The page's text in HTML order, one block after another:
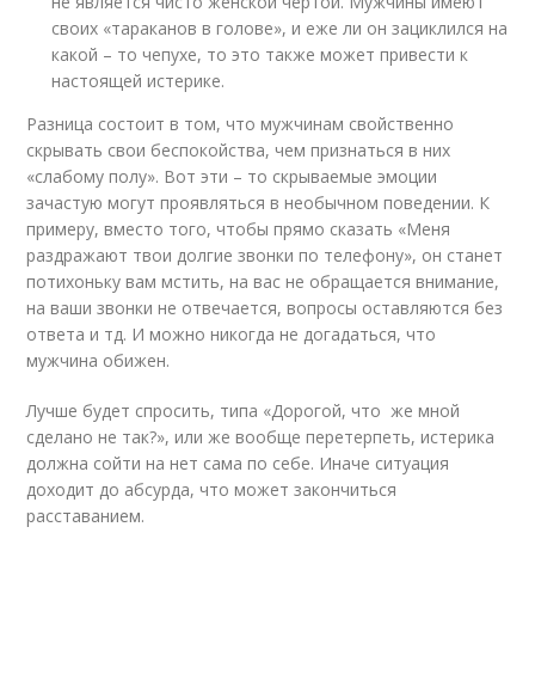
своих «тараканов в голове», и еже ли он зациклился на
какой – то чепухе, то это также может привести к
настоящей истерике.
Разница состоит в том, что мужчинам свойственно
скрывать свои беспокойства, чем признаться в них
«слабому полу». Вот эти – то скрываемые эмоции
зачастую могут проявляться в необычном поведении. К
примеру, вместо того, чтобы прямо сказать «Меня
раздражают твои долгие звонки по телефону», он станет
потихоньку вам мстить, на вас не обращается внимание,
на ваши звонки не отвечается, вопросы оставляются без
ответа и тд. И можно никогда не догадаться, что
мужчина обижен.
Лучше будет спросить, типа «Дорогой, что же мной
сделано не так?», или же вообще перетерпеть, истерика
должна сойти на нет сама по себе. Иначе ситуация
доходит до абсурда, что может закончиться
расставанием.